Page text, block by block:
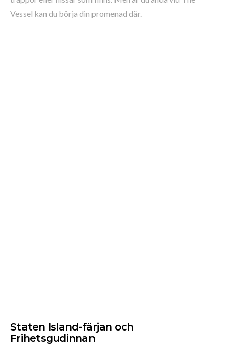
Vessel kan du börja din promenad där.
Staten Island-färjan och
Frihetsgudinnan